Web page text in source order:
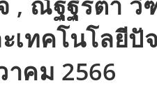
เทคโนโลยีปั
คม 2566